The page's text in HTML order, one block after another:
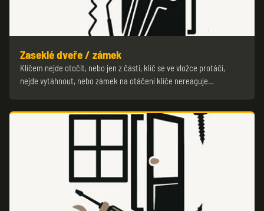
Zaseklé dveře / zámek
Klíčem nejde otočit, nebo jen z části, klíč se ve vložce protáčí,
nejde vytáhnout, nebo zámek na otáčení klíče nereaguje…